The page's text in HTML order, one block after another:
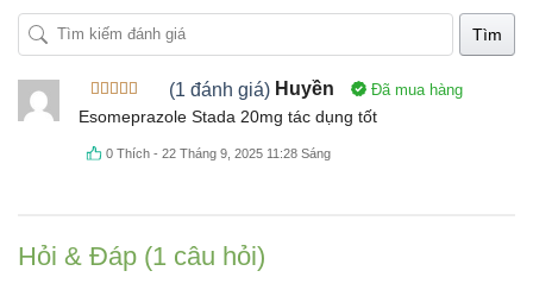
Tìm
Được xếp
hạng55
sao
(1 đánh giá) Huyền Đã mua hàng
Esomeprazole Stada 20mg tác dụng tốt
0 Thích -22 Tháng 9, 2025 11:28 Sáng
Hỏi & Đáp (1 câu hỏi)